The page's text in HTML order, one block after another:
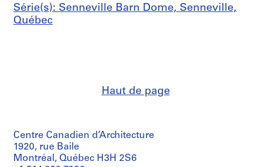
o
u
i
a
n
s
s
0
AP115.S3.D2
a
u
,
O
h
i
s
R
i
v
i
l
c
,
1
Série(s): Senneville Barn Dome, Senneville,
Québec
Haut de page
Centre Canadien d’Architecture
1920, rue Baile
Montréal, Québec H3H 2S6